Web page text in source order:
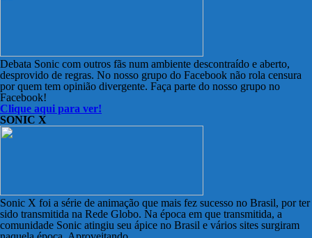
Debata Sonic com outros fãs num ambiente descontraído e aberto,
desprovido de regras. No nosso grupo do Facebook não rola censura
por quem tem opinião divergente. Faça parte do nosso grupo no
Facebook!
Clique aqui para ver!
SONIC X
Sonic X foi a série de animação que mais fez sucesso no Brasil, por ter
sido transmitida na Rede Globo. Na época em que transmitida, a
comunidade Sonic atingiu seu ápice no Brasil e vários sites surgiram